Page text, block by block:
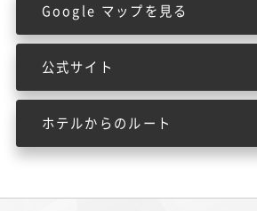
Google マップを見る
公式サイト
ホテルからのルート